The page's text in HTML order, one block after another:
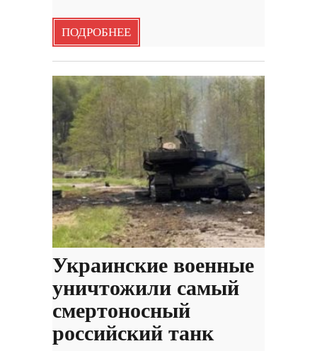
ПОДРОБНЕЕ
Украинские военные
уничтожили самый
смертоносный
российский танк